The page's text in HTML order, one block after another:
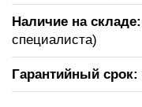
Наличие на складе:
специалиста)
Гарантийный срок: